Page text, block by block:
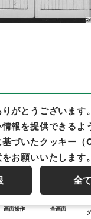
画面操作 全画面
がとうございます。
報を提供できるよ
基づいたクッキー
お願いいたします。
全